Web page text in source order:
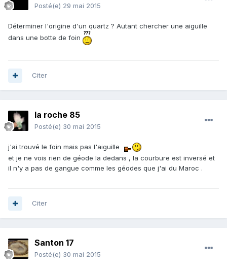
Posté(e) 29 mai 2015
Déterminer l'origine d'un quartz ? Autant chercher une aiguille
dans une botte de foin
Citer
la roche 85
Posté(e) 30 mai 2015
j'ai trouvé le foin mais pas l'aiguille
et je ne vois rien de géode la dedans , la courbure est inversé et
il n'y a pas de gangue comme les géodes que j'ai du Maroc .
Citer
Santon 17
Posté(e) 30 mai 2015